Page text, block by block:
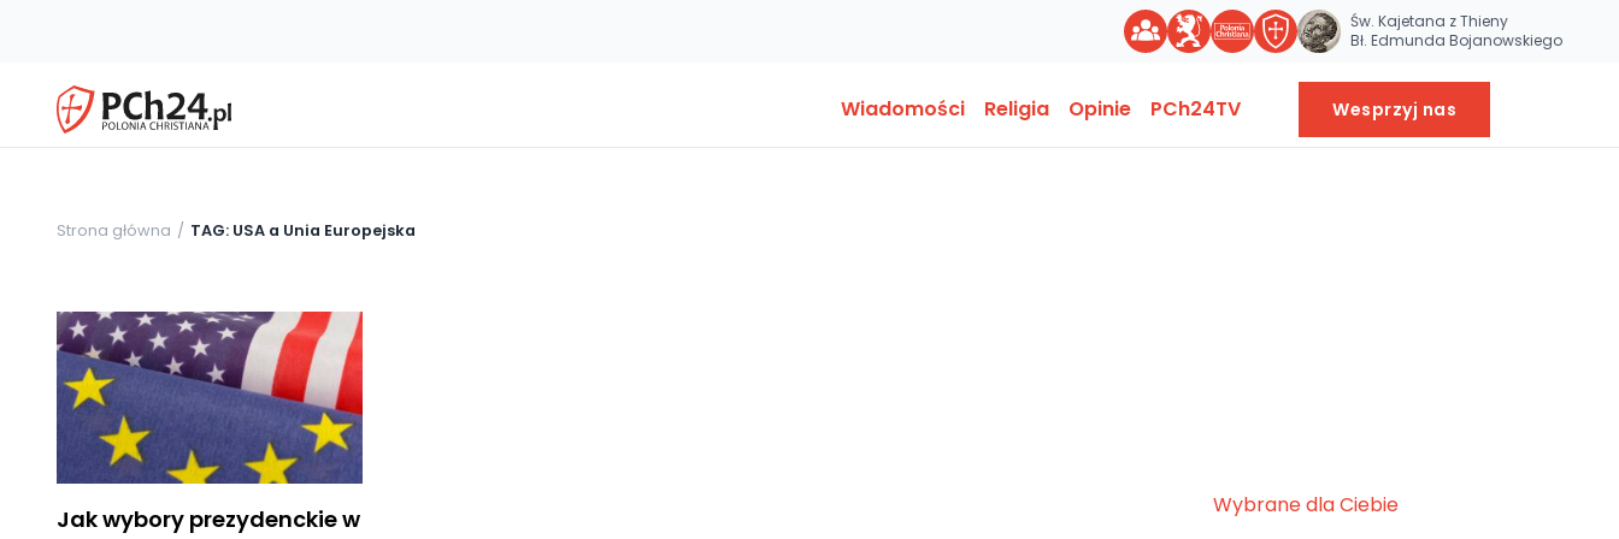
Św. Kajetana z Thieny
Bł. Edmunda Bojanowskiego
Wiadomości Religia Opinie PCh24TV Wesprzyj nas
Strona główna TAG: USA a Unia Europejska
Jak wybory prezydenckie w
Wybrane dla Ciebie